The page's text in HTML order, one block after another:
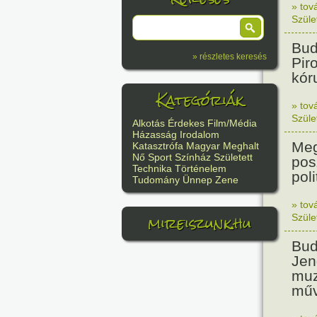
» részletes keresés
Kategóriák
Alkotás Érdekes Film/Média
Házasság Irodalom
Katasztrófa Magyar Meghalt
Nő Sport Színház Született
Technika Történelem
Tudomány Ünnep Zene
mireiszunk.hu
»
»
»